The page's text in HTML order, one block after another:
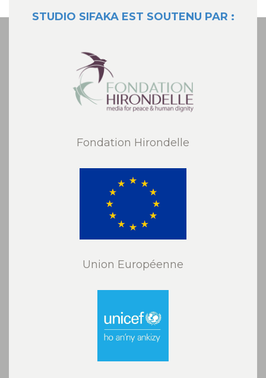
STUDIO SIFAKA EST SOUTENU PAR :
Fondation Hirondelle
Union Européenne